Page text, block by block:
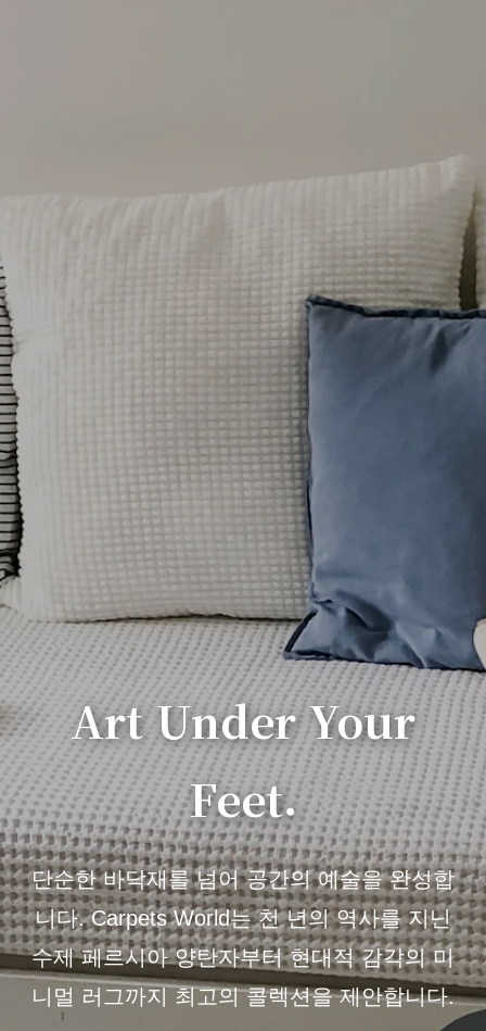
Art Under Your
Feet.
단순한 바닥재를 넘어 공간의 예술을 완성합
니다. Carpets World는 천 년의 역사를 지닌
수제 페르시아 양탄자부터 현대적 감각의 미
니멀 러그까지 최고의 콜렉션을 제안합니다.